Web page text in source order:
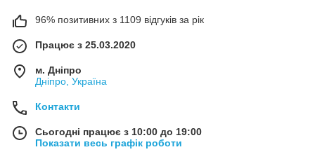
96% позитивних з 1109 відгуків за рік
Працює з 25.03.2020
м. Дніпро
Дніпро, Україна
Контакти
Сьогодні працює з 10:00 до 19:00
Показати весь графік роботи